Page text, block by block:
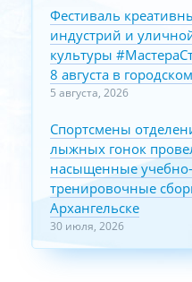
Фестиваль
индустрий и
культуры
8 августа в
5 августа, 2026
Спортсмены
лыжных гонок
насыщенные учебно-
тренировочные
Архангельске
30 июля, 2026